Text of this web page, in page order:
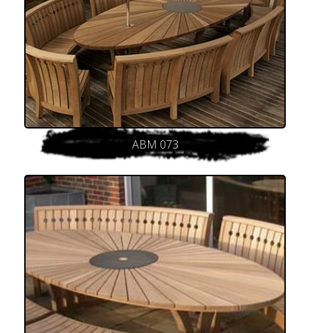
ABM 073